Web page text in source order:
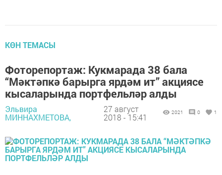
КӨН ТЕМАСЫ
Фоторепортаж: Кукмарада 38 бала
“Мәктәпкә барырга ярдәм ит” акциясе
кысаларында портфельләр алды
Эльвира
МИННАХМЕТОВА,
27 август
2018 - 15:41
2021 0 1